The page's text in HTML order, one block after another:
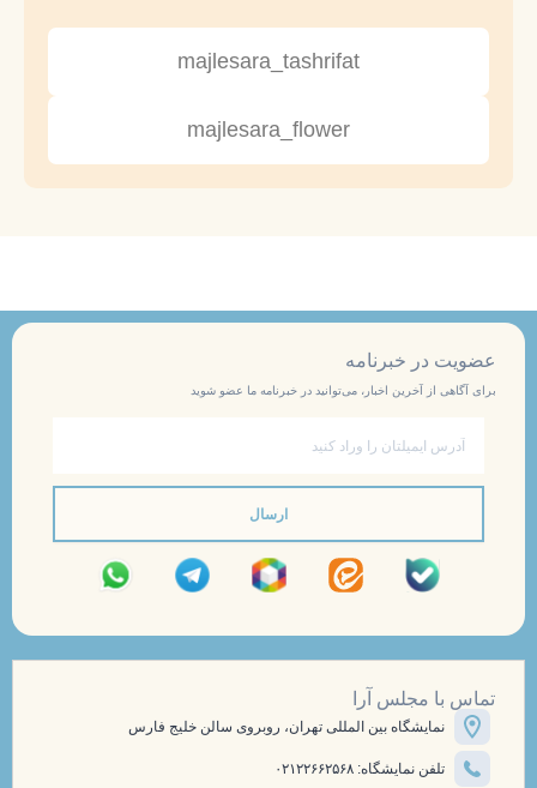
majlesara_tashrifat
majlesara_flower
عضویت در خبرنامه
برای آگاهی از آخرین اخبار، می‌توانید در خبرنامه ما عضو شوید
ارسال
تماس با مجلس آرا
نمایشگاه بین المللی تهران، روبروی سالن خلیج فارس
تلفن نمایشگاه: ۰۲۱۲۲۶۶۲۵۶۸